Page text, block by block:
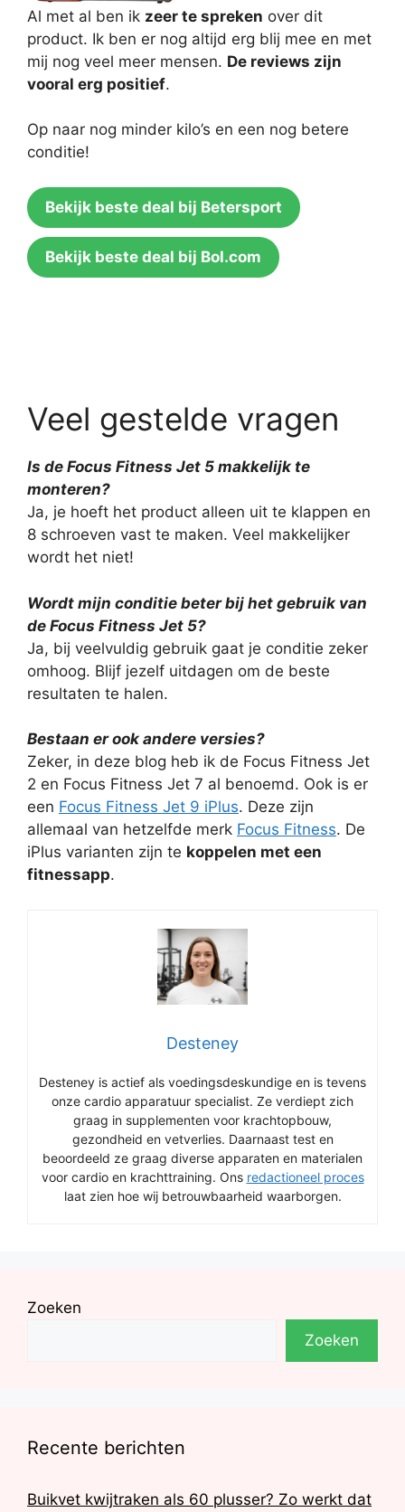
Al met al ben ik zeer te spreken over dit
product. Ik ben er nog altijd erg blij mee en met
mij nog veel meer mensen. De reviews zijn
vooral erg positief.
Op naar nog minder kilo’s en een nog betere
conditie!
Bekijk beste deal bij Betersport
Bekijk beste deal bij Bol.com
Veel gestelde vragen
Is de Focus Fitness Jet 5 makkelijk te
monteren?
Ja, je hoeft het product alleen uit te klappen en
8 schroeven vast te maken. Veel makkelijker
wordt het niet!
Wordt mijn conditie beter bij het gebruik van
de Focus Fitness Jet 5?
Ja, bij veelvuldig gebruik gaat je conditie zeker
omhoog. Blijf jezelf uitdagen om de beste
resultaten te halen.
Bestaan er ook andere versies?
Zeker, in deze blog heb ik de Focus Fitness Jet
2 en Focus Fitness Jet 7 al benoemd. Ook is er
een Focus Fitness Jet 9 iPlus. Deze zijn
allemaal van hetzelfde merk Focus Fitness. De
iPlus varianten zijn te koppelen met een
fitnessapp.
Desteney
Desteney is actief als voedingsdeskundige en is tevens
onze cardio apparatuur specialist. Ze verdiept zich
graag in supplementen voor krachtopbouw,
gezondheid en vetverlies. Daarnaast test en
beoordeeld ze graag diverse apparaten en materialen
voor cardio en krachttraining. Ons redactioneel proces
laat zien hoe wij betrouwbaarheid waarborgen.
Zoeken
Zoeken
Recente berichten
Buikvet kwijtraken als 60 plusser? Zo werkt dat